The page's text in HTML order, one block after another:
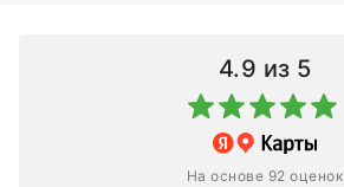
4.9 из 5
На основе 92 оценок